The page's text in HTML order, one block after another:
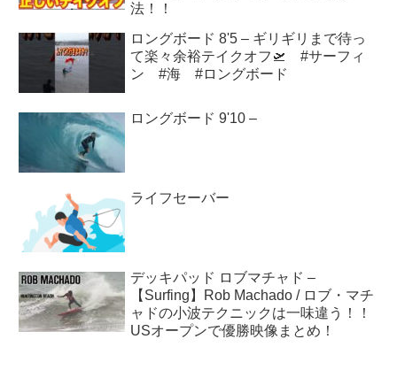
法！！
ロングボード 8'5 – ギリギリまで待っ
て楽々余裕テイクオフ🛫 #サーフィ
ン #海 #ロングボード
ロングボード 9'10 –
ライフセーバー
デッキパッド ロブマチャド –
【Surfing】Rob Machado / ロブ・マチ
ャドの小波テクニックは一味違う！！
USオープンで優勝映像まとめ！